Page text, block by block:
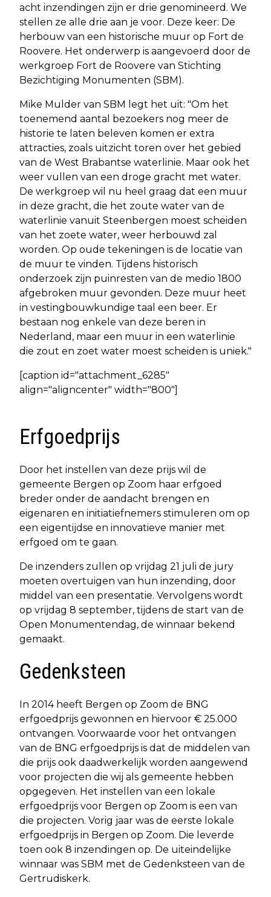
acht inzendingen zijn er drie genomineerd. We
stellen ze alle drie aan je voor. Deze keer: De
herbouw van een historische muur op Fort de
Roovere. Het onderwerp is aangevoerd door de
werkgroep Fort de Roovere van Stichting
Bezichtiging Monumenten (SBM).
Mike Mulder van SBM legt het uit: "Om het
toenemend aantal bezoekers nog meer de
historie te laten beleven komen er extra
attracties, zoals uitzicht toren over het gebied
van de West Brabantse waterlinie. Maar ook het
weer vullen van een droge gracht met water.
De werkgroep wil nu heel graag dat een muur
in deze gracht, die het zoute water van de
waterlinie vanuit Steenbergen moest scheiden
van het zoete water, weer herbouwd zal
worden. Op oude tekeningen is de locatie van
de muur te vinden. Tijdens historisch
onderzoek zijn puinresten van de medio 1800
afgebroken muur gevonden. Deze muur heet
in vestingbouwkundige taal een beer. Er
bestaan nog enkele van deze beren in
Nederland, maar een muur in een waterlinie
die zout en zoet water moest scheiden is uniek."
[caption id="attachment_6285"
align="aligncenter" width="800"]
Erfgoedprijs
Door het instellen van deze prijs wil de
gemeente Bergen op Zoom haar erfgoed
breder onder de aandacht brengen en
eigenaren en initiatiefnemers stimuleren om op
een eigentijdse en innovatieve manier met
erfgoed om te gaan.
De inzenders zullen op vrijdag 21 juli de jury
moeten overtuigen van hun inzending, door
middel van een presentatie. Vervolgens wordt
op vrijdag 8 september, tijdens de start van de
Open Monumentendag, de winnaar bekend
gemaakt.
Gedenksteen
In 2014 heeft Bergen op Zoom de BNG
erfgoedprijs gewonnen en hiervoor € 25.000
ontvangen. Voorwaarde voor het ontvangen
van de BNG erfgoedprijs is dat de middelen van
die prijs ook daadwerkelijk worden aangewend
voor projecten die wij als gemeente hebben
opgegeven. Het instellen van een lokale
erfgoedprijs voor Bergen op Zoom is een van
die projecten. Vorig jaar was de eerste lokale
erfgoedprijs in Bergen op Zoom. Die leverde
toen ook 8 inzendingen op. De uiteindelijke
winnaar was SBM met de Gedenksteen van de
Gertrudiskerk.